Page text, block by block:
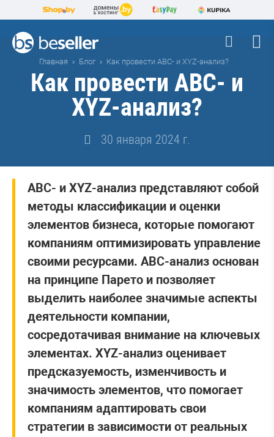
Главная Блог Как провести ABC- и XYZ-анализ?
Как провести ABC- и
XYZ-анализ?
30 января 2024 г.
ABC- и XYZ-анализ представляют собой
методы классификации и оценки
элементов бизнеса, которые помогают
компаниям оптимизировать управление
своими ресурсами. ABC-анализ основан
на принципе Парето и позволяет
выделить наиболее значимые аспекты
деятельности компании,
сосредотачивая внимание на ключевых
элементах. XYZ-анализ оценивает
предсказуемость, изменчивость и
значимость элементов, что помогает
компаниям адаптировать свои
стратегии в зависимости от реальных